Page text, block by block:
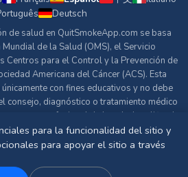
Deutsch
de salud en QuitSmokeApp.com se basa
de la Salud (OMS), el Servicio
Centros para el Control y la Prevención de
Americana del Cáncer (ACS). Esta
con fines educativos y no debe
consejo, diagnóstico o tratamiento médico
con un profesional de la salud cualificado
con tu salud.
Todos los derechos reservados.
para la funcionalidad del sitio y
para apoyar el sitio a través